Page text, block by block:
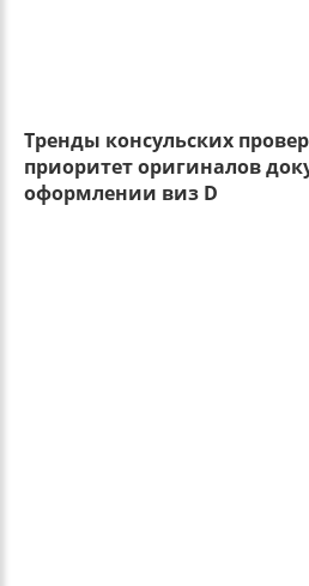
Тренды консульских
приоритет оригиналов
оформлении виз D